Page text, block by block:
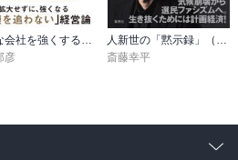
エクステンション)の発想と計画づく
状の能力基盤がかりに不十分でも、市
彦
斎藤幸平